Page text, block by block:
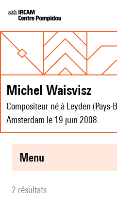
Michel Waisvisz
Compositeur né à Leyden
Amsterdam le 19 juin 2008.
menu
2 résultats